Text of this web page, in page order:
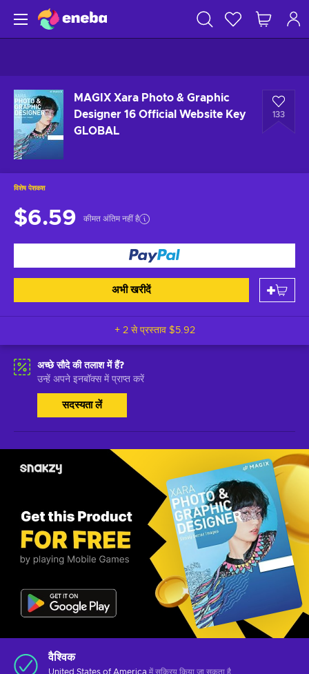
MAGIX Xara Photo & Graphic
Designer 16 Official Website Key
GLOBAL
133
विशेष पेशकश
$6.59 कीमत अंतिम नहीं है
अभी खरीदें
+ 2 से प्रस्ताव $5.92
अच्छे सौदे की तलाश में हैं?
उन्हें अपने इनबॉक्स में प्राप्त करें
सदस्यता लें
वैश्विक
United States of America में सक्रिय किया जा सकता है